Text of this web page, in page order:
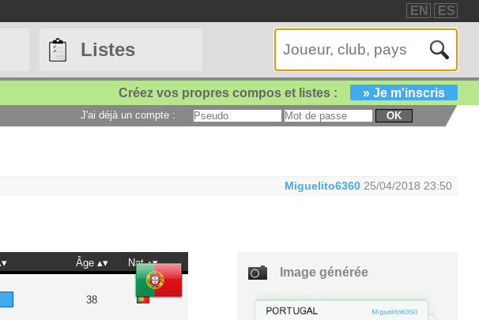
EN ES
Listes
Créez vos propres compos et listes : » Je m'inscris
J'ai déjà un compte : OK
Miguelito6360 25/04/2018 23:50
Âge Nat
38
Image générée